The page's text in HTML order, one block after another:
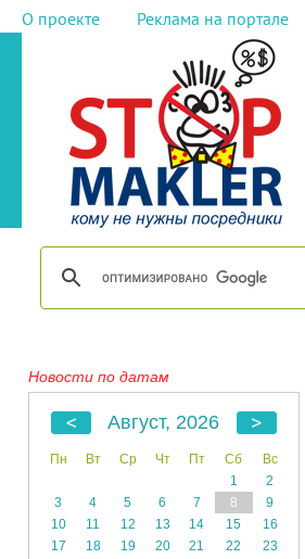
О проекте Реклама на портале
Новости по датам
Август, 2026
Пн Вт Ср Чт Пт Сб
Вс
1
2
3
4 5 6 7 8
9
10
11 12 13 14 15
16
17
18 19 20 21 22
23